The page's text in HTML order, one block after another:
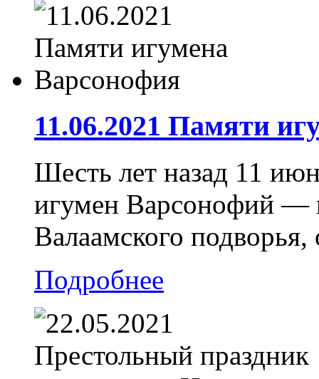
11.06.2021 Памяти
Шесть лет назад 11
игумен Варсонофий —
Валаамского
Подробнее